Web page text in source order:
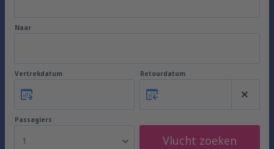
Naar
Vertrekdatum Retourdatum
Passagiers
1 Vlucht zoeken